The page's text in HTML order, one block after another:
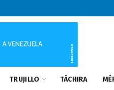
TRUJILLO TÁCHIRA